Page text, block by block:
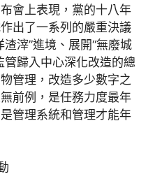
會上表現，黨的十八年
出了一系列的嚴重決議
滓”進境、展開“無廢城
管歸入中心深化改造的總
管理，改造多少數字之
前例，是任務力度最年
管理系統和管理才能年